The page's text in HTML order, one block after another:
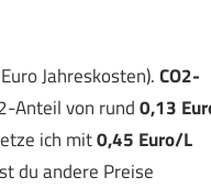
Jahreskosten).CO2-
Anteil von rund0,13
ich mit0,45 Euro/L
du andere Preise